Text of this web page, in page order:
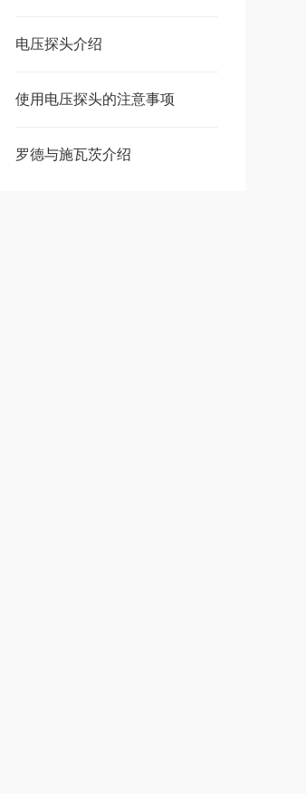
电压探头介绍
使用电压探头的注意事项
罗德与施瓦茨介绍